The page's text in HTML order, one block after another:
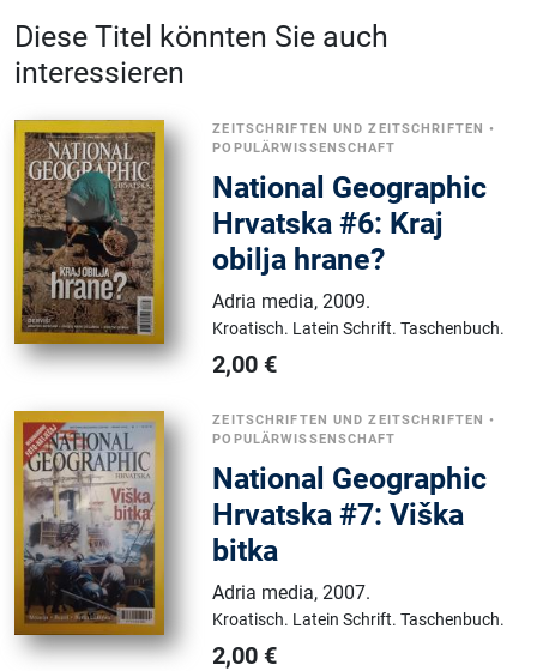
Diese Titel könnten Sie auch
interessieren
ZEITSCHRIFTEN UND ZEITSCHRIFTEN •
POPULÄRWISSENSCHAFT
National Geographic
Hrvatska #6: Kraj
obilja hrane?
Adria media,2009.
Kroatisch. Latein Schrift.Taschenbuch.
2,00 €
ZEITSCHRIFTEN UND ZEITSCHRIFTEN •
POPULÄRWISSENSCHAFT
National Geographic
Hrvatska #7: Viška
bitka
Adria media,2007.
Kroatisch. Latein Schrift.Taschenbuch.
2,00 €